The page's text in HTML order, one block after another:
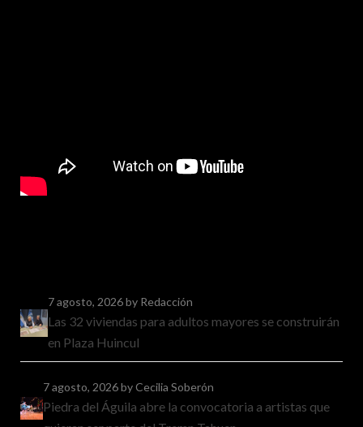
7 agosto, 2026by Redacción
Las 32 viviendas para adultos mayores se construirán
en Plaza Huincul
7 agosto, 2026by Cecilia Soberón
Piedra del Águila abre la convocatoria a artistas que